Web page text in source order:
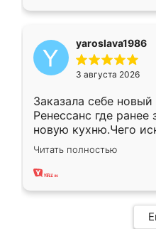
yaroslava1986
3 августа 2026
Заказала себе
Ренессанс где ранее
новую кухню.Чего
вполне довольна.
два года, нареканий
Читать полностью